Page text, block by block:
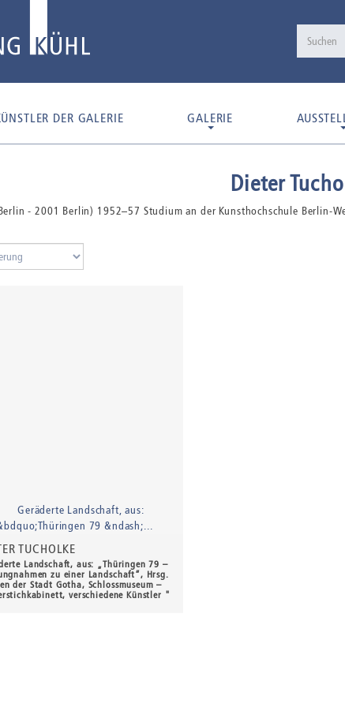
DER GALERIE GALERIE
Dieter
- 2001 Berlin) 1952–57 Studium an der Kunsthochschule Berlin-
TUCHOLKE
Landschaft, aus: „Thüringen 79 –
zu einer Landschaft“, Hrsg.
der Stadt Gotha, Schlossmuseum –
verschiedene Künstler "